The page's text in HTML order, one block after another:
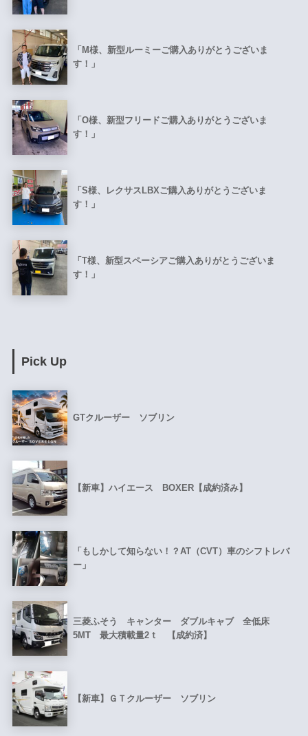
「M様、新型ルーミーご購入ありがとうございま
す！」
「O様、新型フリードご購入ありがとうございま
す！」
「S様、レクサスLBXご購入ありがとうございま
す！」
「T様、新型スペーシアご購入ありがとうございま
す！」
Pick Up
GTクルーザー ソブリン
【新車】ハイエース BOXER【成約済み】
「もしかして知らない！？AT（CVT）車のシフトレバ
ー」
三菱ふそう キャンター ダブルキャブ 全低床
5MT 最大積載量2ｔ 【成約済】
【新車】ＧＴクルーザー ソブリン